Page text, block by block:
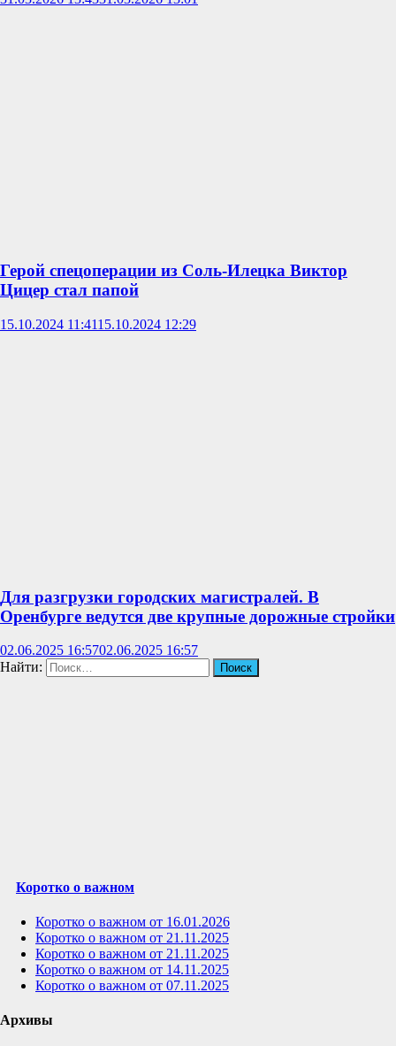
Герой спецоперации из Соль-Илецка Виктор
Цицер стал папой
15.10.2024 11:4115.10.2024 12:29
Для разгрузки городских магистралей. В
Оренбурге ведутся две крупные дорожные стройки
02.06.2025 16:5702.06.2025 16:57
Найти:
Коротко о важном
Коротко о важном от 16.01.2026
Коротко о важном от 21.11.2025
Коротко о важном от 21.11.2025
Коротко о важном от 14.11.2025
Коротко о важном от 07.11.2025
Архивы